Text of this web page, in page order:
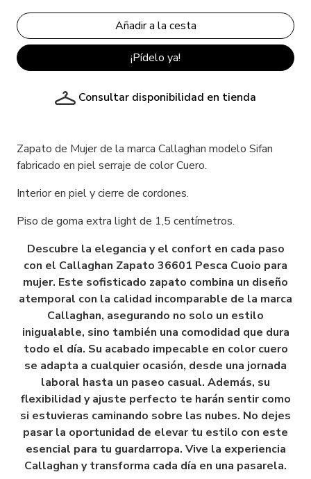
¡Pídelo ya!
Consultar disponibilidad en tienda
Zapato de Mujer de la marca Callaghan modelo Sifan
fabricado en piel serraje de color Cuero.
Interior en piel y cierre de cordones.
Piso de goma extra light de 1,5 centímetros.
Descubre la elegancia y el confort en cada paso
con el Callaghan Zapato 36601 Pesca Cuoio para
mujer. Este sofisticado zapato combina un diseño
atemporal con la calidad incomparable de la marca
Callaghan, asegurando no solo un estilo
inigualable, sino también una comodidad que dura
todo el día. Su acabado impecable en color cuero
se adapta a cualquier ocasión, desde una jornada
laboral hasta un paseo casual. Además, su
flexibilidad y ajuste perfecto te harán sentir como
si estuvieras caminando sobre las nubes. No dejes
pasar la oportunidad de elevar tu estilo con este
esencial para tu guardarropa. Vive la experiencia
Callaghan y transforma cada día en una pasarela.